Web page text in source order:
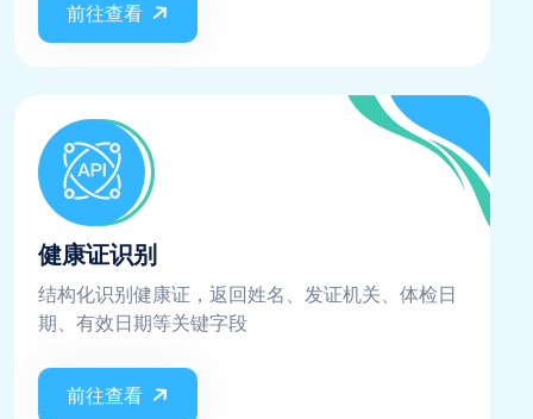
前往查看
健康证识别
结构化识别健康证，返回姓名、发证机关、体检日
期、有效日期等关键字段
前往查看